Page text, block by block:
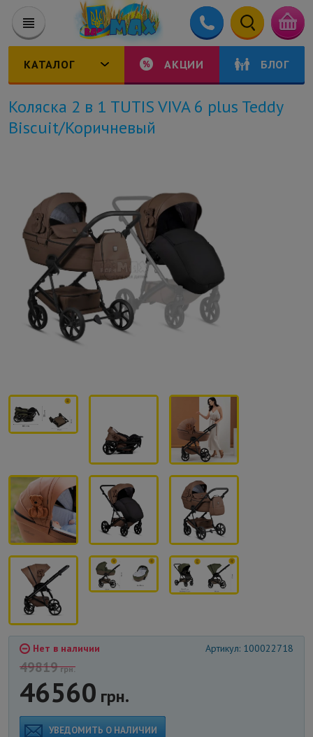
КАТАЛОГ АКЦИИ БЛОГ
Коляска 2 в 1 TUTIS VIVA 6 plus Teddy
Biscuit/Коричневый
Нет в наличии Артикул: 100022718
49819грн.
46560 грн.
УВЕДОМИТЬ О НАЛИЧИИ